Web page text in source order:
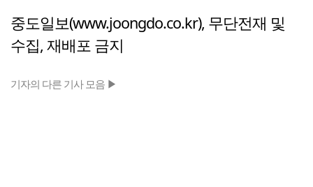
중도일보(www.joongdo.co.kr), 무단전재 및
수집, 재배포 금지
기자의 다른 기사 모음 ▶